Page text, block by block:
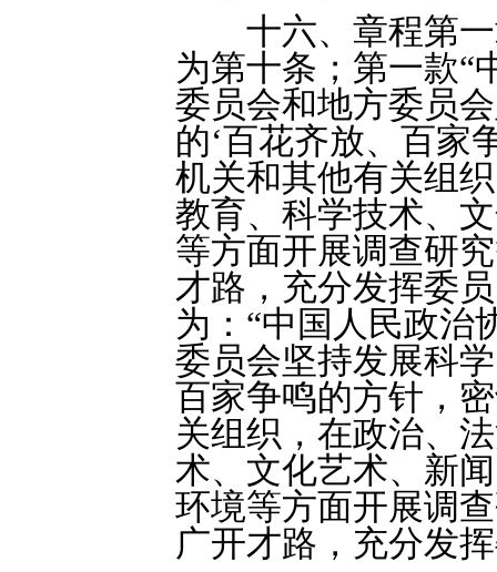
十六、章程第一
为第十条；第一款“
委员会和地方委员
的‘百花齐放、百家
机关和其他有关组
教育、科学技术、
等方面开展调查研
才路，充分发挥委
为：“中国人民政治
委员会坚持发展科
百家争鸣的方针，
关组织，在政治、
术、文化艺术、新
环境等方面开展调
广开才路，充分发